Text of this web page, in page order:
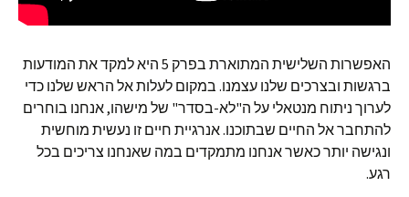
האפשרות השלישית המתוארת בפרק 5 היא למקד את המודעות
ברגשות ובצרכים שלנו עצמנו. במקום לעלות אל הראש שלנו כדי
לערוך ניתוח מנטאלי על ה"לא-בסדר" של מישהו, אנחנו בוחרים
להתחבר אל החיים שבתוכנו. אנרגיית חיים זו נעשית מוחשית
ונגישה יותר כאשר אנחנו מתמקדים במה שאנחנו צריכים בכל
רגע.